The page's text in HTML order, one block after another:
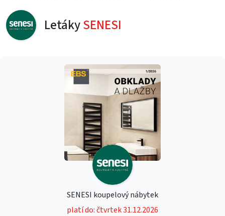
LetákySENESI
SENESI koupelový nábytek
platí do: čtvrtek 31.12.2026